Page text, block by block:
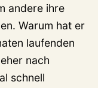
andere ihre
Warum hat er
laufenden
nach
schnell